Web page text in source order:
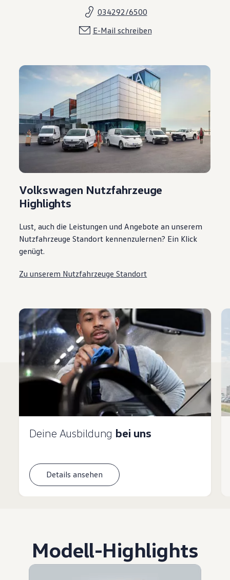
034292/6500
E-Mail schreiben
Volkswagen Nutzfahrzeuge
Highlights
Lust, auch die Leistungen und Angebote an unserem
Nutzfahrzeuge Standort kennenzulernen? Ein Klick
genügt.
Zu unserem Nutzfahrzeuge Standort
Deine Ausbildung bei uns
Details ansehen
Modell-Highlights